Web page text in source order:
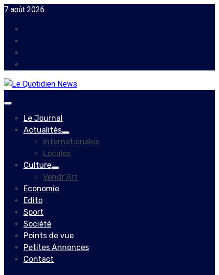
Skip
content
7 août 2026
Primary
Le Journal
Actualités
Internationales
Locales
Culture
Vendr’Art
Economie
Edito
Sport
Société
Points de vue
Petites Annonces
Contact